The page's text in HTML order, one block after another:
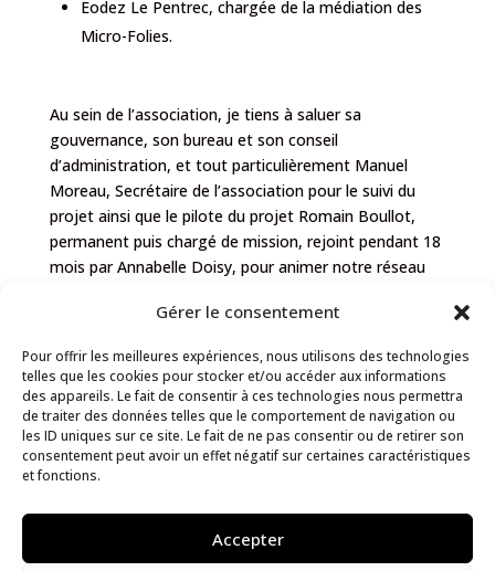
Gérer le consentement
Pour offrir les meilleures expériences, nous utilisons des technologies
telles que les cookies pour stocker et/ou accéder aux informations
des appareils. Le fait de consentir à ces technologies nous permettra
de traiter des données telles que le comportement de navigation ou
les ID uniques sur ce site. Le fait de ne pas consentir ou de retirer son
consentement peut avoir un effet négatif sur certaines caractéristiques
et fonctions.
Accepter
Eodez Le Pentrec, chargée de la médiation des
Micro-Folies.
Au sein de l’association, je tiens à saluer sa
gouvernance, son bureau et son conseil
d’administration, et tout particulièrement Manuel
Moreau, Secrétaire de l’association pour le suivi du
projet ainsi que le pilote du projet Romain Boullot,
permanent puis chargé de mission, rejoint pendant 18
mois par Annabelle Doisy, pour animer notre réseau
belle visibilité à l’ensemble des partenaires dans la
diversité de leurs actions reflétées par une grande
variété de ressources mises en ligne. La diffusion de la
collection Bretagne sera en breton et en gallo, mais
également en langues étrangères pour un
rayonnement par le biais des Instituts culturels et les
Alliances françaises.
Je vous souhaite une belle découverte ! »